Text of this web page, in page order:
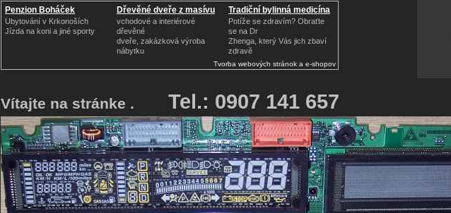
Penzion Boháček
Ubytování v Krkonoších
Jízda na koni a jiné sporty
Dřevěné dveře z masívu
vchodové a interiérové
dřevěné
dveře, zakázková výroba
nábytku
Tradiční bylinná medicína
Potíže se zdravím? Obraťte
se na Dr
Zhenga, který Vás jich zbaví
zdravě
Tvorba webových stránok a e-shopov
Vítajte na stránke . Tel.: 0907 141 657